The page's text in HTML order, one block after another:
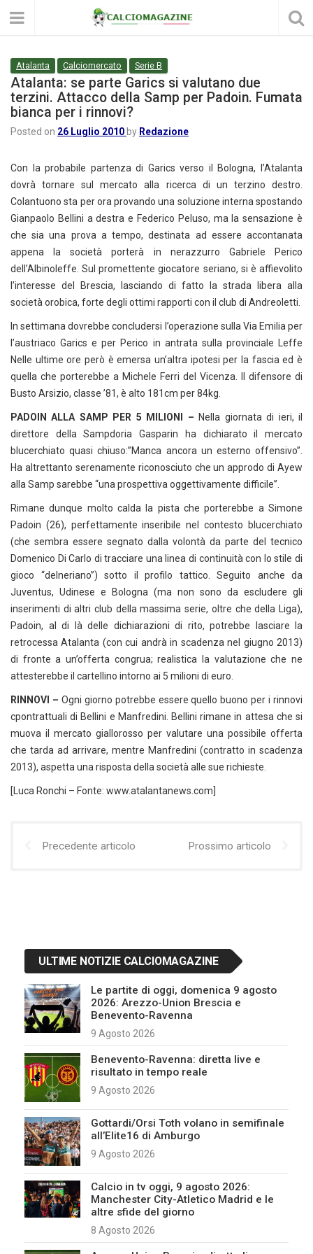
Atalanta Calciomercato Serie B
Atalanta: se parte Garics si valutano due
terzini. Attacco della Samp per Padoin. Fumata
bianca per i rinnovi?
Posted on 26 Luglio 2010 by Redazione
Con la probabile partenza di Garics verso il Bologna, l’Atalanta
dovrà tornare sul mercato alla ricerca di un terzino destro.
Colantuono sta per ora provando una soluzione interna spostando
Gianpaolo Bellini a destra e Federico Peluso, ma la sensazione è
che sia una prova a tempo, destinata ad essere accontanata
appena la società porterà in nerazzurro Gabriele Perico
dell’Albinoleffe. Sul promettente giocatore seriano, si è affievolito
l’interesse del Brescia, lasciando di fatto la strada libera alla
società orobica, forte degli ottimi rapporti con il club di Andreoletti.
In settimana dovrebbe concludersi l’operazione sulla Via Emilia per
l’austriaco Garics e per Perico in antrata sulla provinciale Leffe
Nelle ultime ore però è emersa un’altra ipotesi per la fascia ed è
quella che porterebbe a Michele Ferri del Vicenza. Il difensore di
Busto Arsizio, classe ’81, è alto 181cm per 84kg.
PADOIN ALLA SAMP PER 5 MILIONI – Nella giornata di ieri, il
direttore della Sampdoria Gasparin ha dichiarato il mercato
blucerchiato quasi chiuso:”Manca ancora un esterno offensivo”.
Ha altrettanto serenamente riconosciuto che un approdo di Ayew
alla Samp sarebbe “una prospettiva oggettivamente difficile”.
Rimane dunque molto calda la pista che porterebbe a Simone
Padoin (26), perfettamente inseribile nel contesto blucerchiato
(che sembra essere segnato dalla volontà da parte del tecnico
Domenico Di Carlo di tracciare una linea di continuità con lo stile di
gioco “delneriano”) sotto il profilo tattico. Seguito anche da
Juventus, Udinese e Bologna (ma non sono da escludere gli
inserimenti di altri club della massima serie, oltre che della Liga),
Padoin, al di là delle dichiarazioni di rito, potrebbe lasciare la
retrocessa Atalanta (con cui andrà in scadenza nel giugno 2013)
di fronte a un’offerta congrua; realistica la valutazione che ne
attesterebbe il cartellino intorno ai 5 milioni di euro.
RINNOVI – Ogni giorno potrebbe essere quello buono per i rinnovi
cpontrattuali di Bellini e Manfredini. Bellini rimane in attesa che si
muova il mercato giallorosso per valutare una possibile offerta
che tarda ad arrivare, mentre Manfredini (contratto in scadenza
2013), aspetta una risposta della società alle sue richieste.
[Luca Ronchi – Fonte: www.atalantanews.com]
Precedente articolo Prossimo articolo
ULTIME NOTIZIE CALCIOMAGAZINE
Le partite di oggi, domenica 9 agosto
2026: Arezzo-Union Brescia e
Benevento-Ravenna
9 Agosto 2026
Benevento-Ravenna: diretta live e
risultato in tempo reale
9 Agosto 2026
Gottardi/Orsi Toth volano in semifinale
all’Elite16 di Amburgo
9 Agosto 2026
Calcio in tv oggi, 9 agosto 2026:
Manchester City-Atletico Madrid e le
altre sfide del giorno
8 Agosto 2026